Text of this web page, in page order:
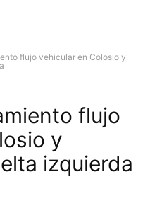
flujo vehicular en Colosio y
flujo
y
izquierda